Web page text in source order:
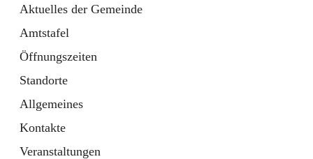
Aktuelles der Gemeinde
Amtstafel
Öffnungszeiten
Standorte
Allgemeines
Kontakte
Veranstaltungen
Externe Webseite
in
Tab
Gemeindezeitung
Ordner
öffnet
in
neuem
Tab